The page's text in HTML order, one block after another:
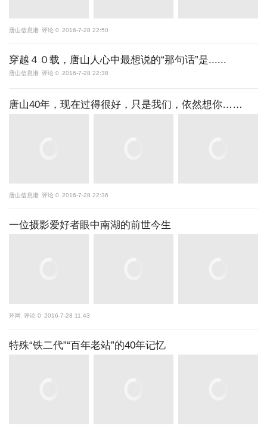
唐山信息港 评论 0 2016-7-28 22:50
穿越４０载，唐山人心中最想说的“那句话”是......
唐山信息港 评论 0 2016-7-28 22:38
唐山40年，现在过得很好，只是我们，依然想你……
唐山信息港 评论 0 2016-7-28 22:36
一位摄影爱好者眼中南湖的前世今生
环网 评论 0 2016-7-28 11:43
特殊“铁二代”“百年老站”的40年记忆